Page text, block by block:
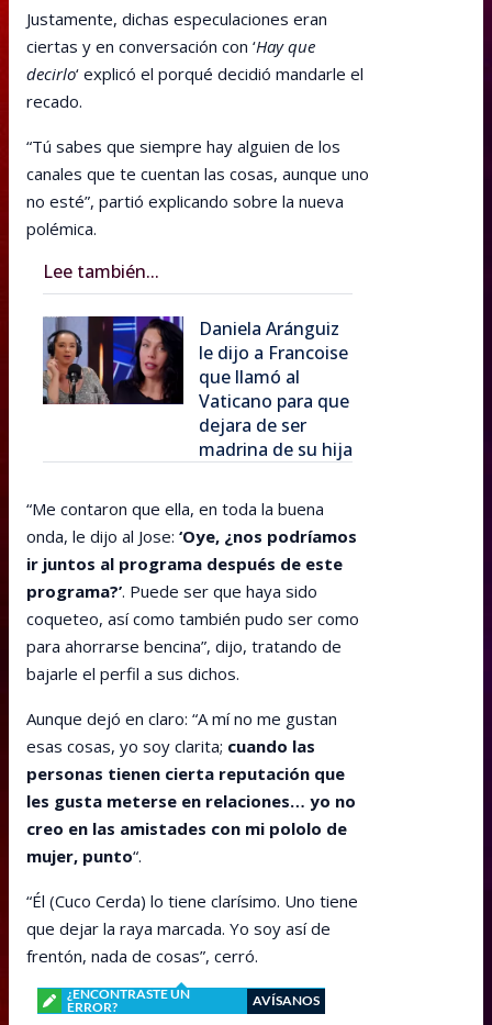
Justamente, dichas especulaciones eran
ciertas y en conversación con ‘Hay que
decirlo‘ explicó el porqué decidió mandarle el
recado.
“Tú sabes que siempre hay alguien de los
canales que te cuentan las cosas, aunque uno
no esté”, partió explicando sobre la nueva
polémica.
Lee también...
Daniela Aránguiz
le dijo a Francoise
que llamó al
Vaticano para que
dejara de ser
madrina de su hija
“Me contaron que ella, en toda la buena
onda, le dijo al Jose: ‘Oye, ¿nos podríamos
ir juntos al programa después de este
programa?’. Puede ser que haya sido
coqueteo, así como también pudo ser como
para ahorrarse bencina”, dijo, tratando de
bajarle el perfil a sus dichos.
Aunque dejó en claro: “A mí no me gustan
esas cosas, yo soy clarita; cuando las
personas tienen cierta reputación que
les gusta meterse en relaciones… yo no
creo en las amistades con mi pololo de
mujer, punto“.
“Él (Cuco Cerda) lo tiene clarísimo. Uno tiene
que dejar la raya marcada. Yo soy así de
frentón, nada de cosas”, cerró.
¿ENCONTRASTE UN
ERROR?
AVÍSANOS